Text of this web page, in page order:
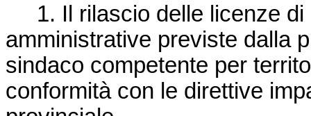
1. Il rilascio delle licenze di
amministrative previste dalla
sindaco competente per
conformità con le direttive